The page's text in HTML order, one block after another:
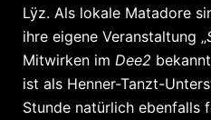
Lÿz. Als lokale Matadore
ihre eigene Veranstaltung „
Mitwirken im Dee2
ist als Henner-Tanzt-
Stunde natürlich ebenfalls